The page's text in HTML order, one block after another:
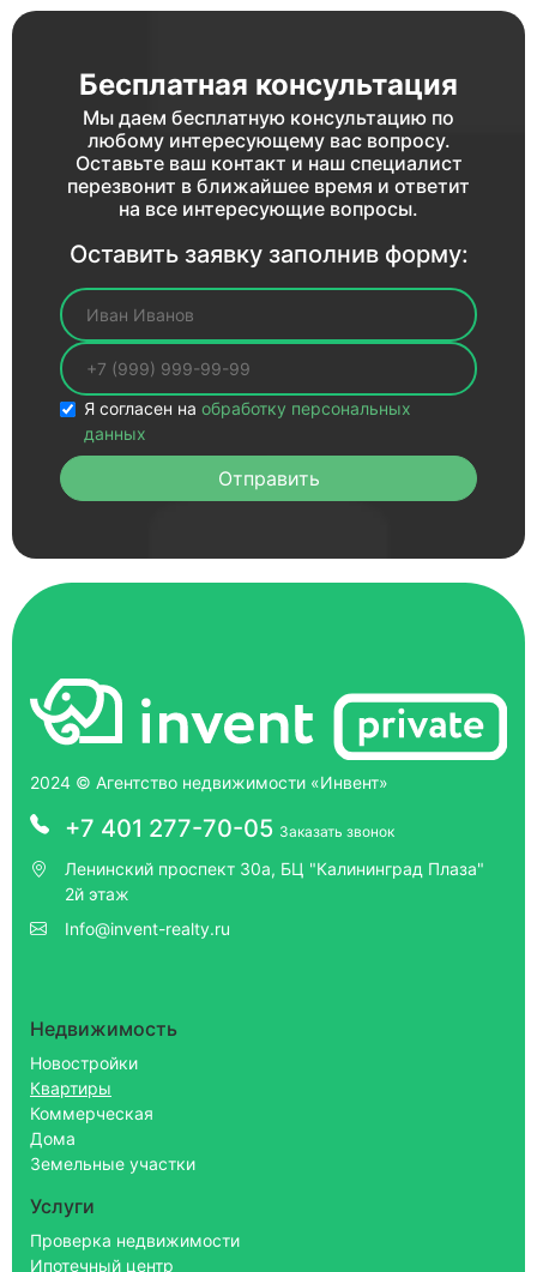
Бесплатная консультация
Мы даем бесплатную консультацию по
любому интересующему вас вопросу.
Оставьте ваш контакт и наш специалист
перезвонит в ближайшее время и ответит
на все интересующие вопросы.
Оставить заявку заполнив форму:
Я согласен на обработку персональных
данных
Отправить
2024 © Агентство недвижимости «Инвент»
+7 401 277-70-05 Заказать звонок
Ленинский проспект 30а, БЦ "Калининград Плаза"
2й этаж
Info@invent-realty.ru
Недвижимость
Новостройки
Квартиры
Коммерческая
Дома
Земельные участки
Услуги
Проверка недвижимости
Ипотечный центр